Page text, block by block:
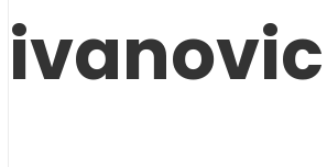
ivanovic